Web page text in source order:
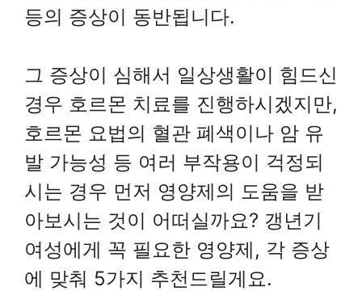
등의 증상이 동반됩니다.
그 증상이 심해서 일상생활이 힘드신
경우 호르몬 치료를 진행하시겠지만,
호르몬 요법의 혈관 폐색이나 암 유
발 가능성 등 여러 부작용이 걱정되
시는 경우 먼저 영양제의 도움을 받
아보시는 것이 어떠실까요? 갱년기
여성에게 꼭 필요한 영양제, 각 증상
에 맞춰 5가지 추천드릴게요.